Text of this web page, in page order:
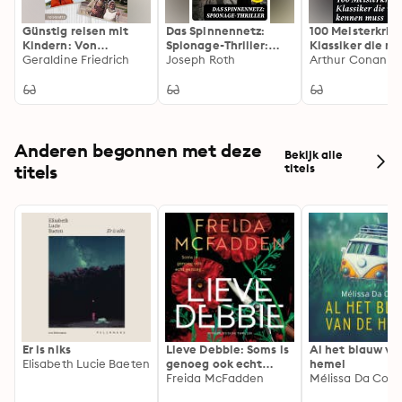
Günstig reisen mit
Kindern: Von
Österreich bis Oman
Geraldine Friedrich
Das Spinnennetz:
Spionage-Thriller:
Bereicherte Ausgabe.
Joseph Roth
100
Klassiker die
kennen muss:
Nervenkitzel
Anderen begonnen met deze
titels
Bekijk alle
titels
Er is niks
Elisabeth Lucie Baeten
Lieve Debbie: Soms is
genoeg ook echt
genoeg...
Freida McFadden
Al het blauw
hemel
Mélissa Da